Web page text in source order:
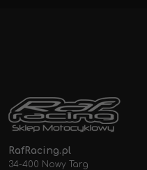
RafRacing.pl
34-400 Nowy Targ